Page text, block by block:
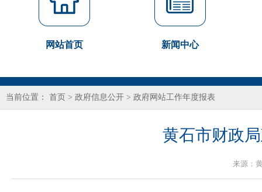
网站首页 新闻中心
当前位置： 首页 > 政府信息公开 > 政府网站工作年度报表
黄石市财政
来源：